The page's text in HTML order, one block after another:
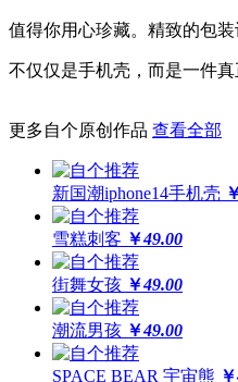
更还原
全球领先喷绘工艺，100%高
64位高保真色彩，画面高度还
值得你用心珍藏。精致的包
不仅仅是手机壳，而是一件
更多自个原创作品 查看全部
新国潮iphone14手机壳
雪糕刺客 ￥49.00
街舞女孩 ￥49.00
潮流男孩 ￥49.00
SPACE BEAR 宇宙熊 ￥